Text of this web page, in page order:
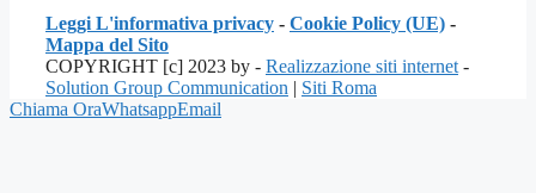
Leggi L'informativa privacy - Cookie Policy (UE) -
Mappa del Sito
COPYRIGHT [c] 2023 by - Realizzazione siti internet -
Solution Group Communication | Siti Roma
Chiama OraWhatsappEmail